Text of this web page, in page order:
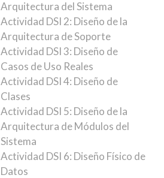
Arquitectura del Sistema
Actividad DSI 2: Diseño de la
Arquitectura de Soporte
Actividad DSI 3: Diseño de
Casos de Uso Reales
Actividad DSI 4: Diseño de
Clases
Actividad DSI 5: Diseño de la
Arquitectura de Módulos del
Sistema
Actividad DSI 6: Diseño Físico de
Datos